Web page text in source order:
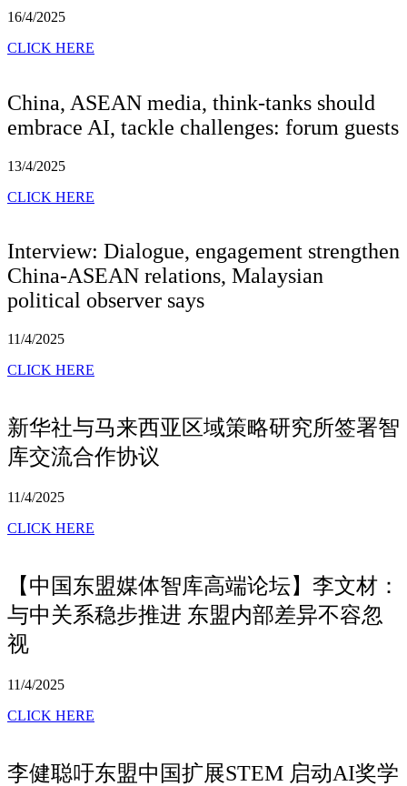
16/4/2025
CLICK HERE
China, ASEAN media, think-tanks should
embrace AI, tackle challenges: forum guests
13/4/2025
CLICK HERE
Interview: Dialogue, engagement strengthen
China-ASEAN relations, Malaysian
political observer says
11/4/2025
CLICK HERE
新华社与马来西亚区域策略研究所签署智
库交流合作协议
11/4/2025
CLICK HERE
【中国东盟媒体智库高端论坛】李文材：
与中关系稳步推进 东盟内部差异不容忽
视
11/4/2025
CLICK HERE
李健聪吁东盟中国扩展STEM 启动AI奖学